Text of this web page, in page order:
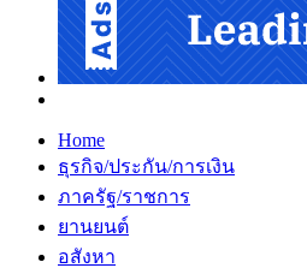
Home
ธุรกิจ/ประกัน/การเงิน
ภาครัฐ/ราชการ
ยานยนต์
อสังหา